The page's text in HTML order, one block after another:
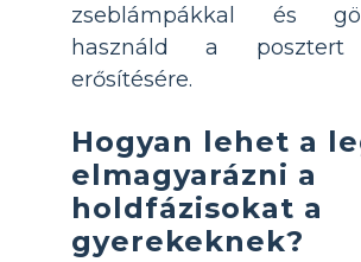
zseblámpákkal és
használd a
erősítésére.
Hogyan lehet a
elmagyarázni a
holdfázisokat a
gyerekeknek?